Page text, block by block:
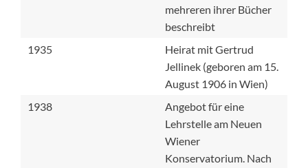
mehreren ihrer Bücher
beschreibt
1935
Heirat mit Gertrud
Jellinek (geboren am 15.
August 1906 in Wien)
1938
Angebot für eine
Lehrstelle am Neuen
Wiener
Konservatorium. Nach